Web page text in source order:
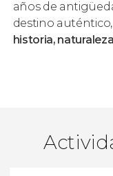
años de
destino
historia,